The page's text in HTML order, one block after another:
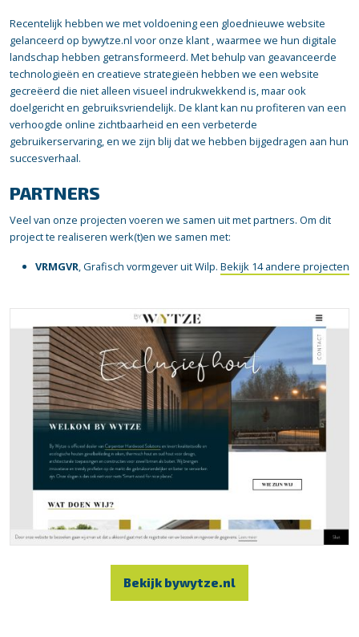
Bekijk bywytze.nl
Recentelijk hebben we met voldoening een gloednieuwe website
gelanceerd op bywytze.nl voor onze klant , waarmee we hun digitale
landschap hebben getransformeerd. Met behulp van geavanceerde
technologieën en creatieve strategieën hebben we een website
gecreëerd die niet alleen visueel indrukwekkend is, maar ook
doelgericht en gebruiksvriendelijk. De klant kan nu profiteren van een
verhoogde online zichtbaarheid en een verbeterde
gebruikerservaring, en we zijn blij dat we hebben bijgedragen aan hun
succesverhaal.
PARTNERS
Veel van onze projecten voeren we samen uit met partners. Om dit
project te realiseren werk(t)en we samen met:
VRMGVR, Grafisch vormgever uit Wilp. Bekijk 14 andere projecten